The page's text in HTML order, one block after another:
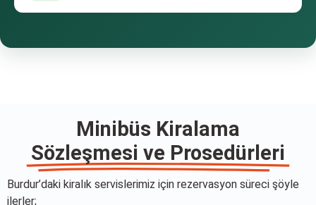
Minibüs Kiralama
Sözleşmesi ve Prosedürleri
Burdur’daki kiralık servislerimiz için rezervasyon süreci şöyle
ilerler;